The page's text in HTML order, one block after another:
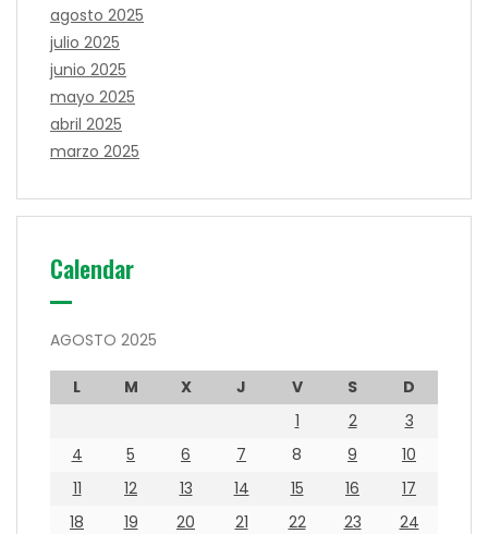
agosto 2025
julio 2025
junio 2025
mayo 2025
abril 2025
marzo 2025
Calendar
AGOSTO 2025
L M X J V S
D
1
2
3
4
5 6 7 8 9
10
11
12 13 14 15 16
17
18
19 20 21 22 23
24